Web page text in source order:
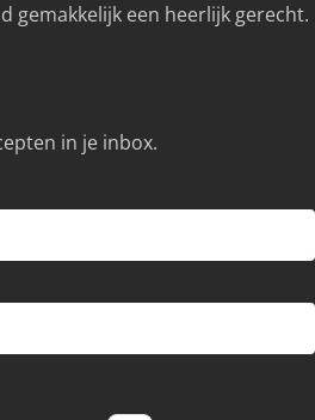
gemakkelijk een heerlijk gerecht.
in je inbox.